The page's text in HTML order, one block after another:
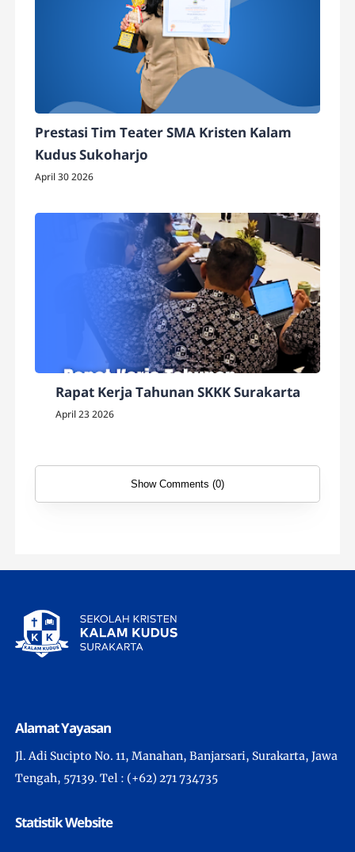
Prestasi Tim Teater SMA Kristen Kalam
Kudus Sukoharjo
April 30 2026
Rapat Kerja Tahunan SKKK Surakarta
April 23 2026
Show Comments (0)
Alamat Yayasan
Jl. Adi Sucipto No. 11, Manahan, Banjarsari, Surakarta, Jawa
Tengah, 57139. Tel : (+62) 271 734735
Statistik Website